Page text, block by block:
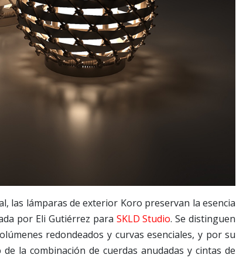
las lámparas de exterior Koro preservan la esencia
por Eli Gutiérrez para SKLD Studio. Se distinguen
redondeados y curvas esenciales, y por su
la combinación de cuerdas anudadas y cintas de